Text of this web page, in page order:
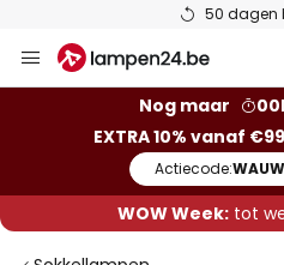
50 dagen
naar
Nog maar
EXTRA 10% vanaf
Actiecode:WAUW
WOW Week:tot